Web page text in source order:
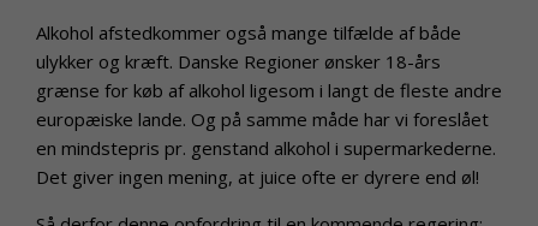
Alkohol afstedkommer også mange tilfælde af både
ulykker og kræft. Danske Regioner ønsker 18-års
grænse for køb af alkohol ligesom i langt de fleste andre
europæiske lande. Og på samme måde har vi foreslået
en mindstepris pr. genstand alkohol i supermarkederne.
Det giver ingen mening, at juice ofte er dyrere end øl!